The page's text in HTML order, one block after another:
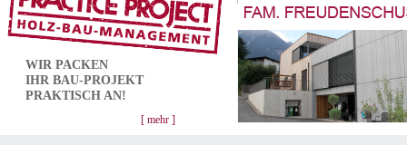
WIR PACKEN
IHR BAU-PROJEKT
PRAKTISCH AN!
[ mehr ]